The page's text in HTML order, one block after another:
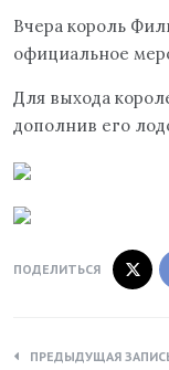
Вчера король
официальное
Для выхода
дополнив его
ПОДЕЛИТЬСЯ
Навигация
ПРЕДЫДУЩАЯ